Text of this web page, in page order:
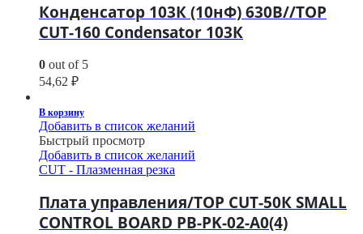
Конденсатор 103К (10нФ) 630В//TOP
CUT-160 Condensator 103К
0 out of 5
54,62 ₽
В корзину
Добавить в список желаний
Быстрый просмотр
Добавить в список желаний
CUT - Плазменная резка
Плата управления/TOP CUT-50К SMALL
CONTROL BOARD PB-PK-02-A0(4)